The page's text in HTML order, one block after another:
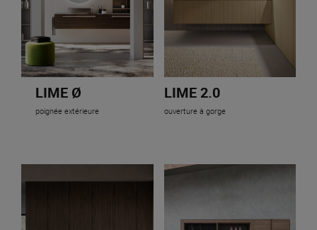
LIME Ø
poignée extérieure
LIME 2.0
ouverture à gorge